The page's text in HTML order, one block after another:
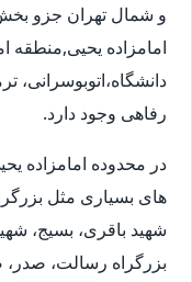
و شمال تهران جزو
امامزاده یحیی,منطقه
دانشگاه،اتوبوسرانی،
رفاهی وجود دارد.
در محدوده امامزاده
های بسیاری مثل
شهید باقری، بسیج،
بزرگراه رسالت، صدر،